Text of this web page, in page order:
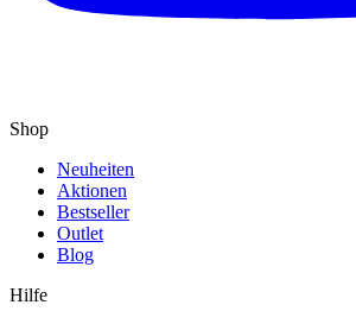
Shop
Neuheiten
Aktionen
Bestseller
Outlet
Blog
Hilfe